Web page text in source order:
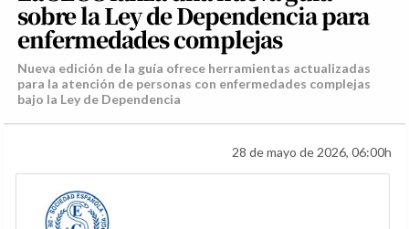
sobre la Ley de Dependencia para
enfermedades complejas
Nueva edición de la guía ofrece herramientas actualizadas
para la atención de personas con enfermedades complejas
bajo la Ley de Dependencia
28 de mayo de 2026, 06:00h